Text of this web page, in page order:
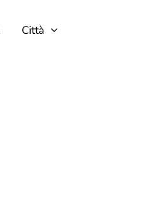
Città